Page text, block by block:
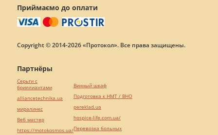
Приймаємо до оплати
Copyright © 2014-2026 «Протокол». Все права защищены.
Партнёры
Серьги с
бриллиантами
alliancetechnika.ua
миралинкс
Веб мастер
https://motokosmos.ua/
Винный шкаф
Подготовка к НМТ / ВНО
pereklad.ua
hospice-life.com.ua/
Перевозка больных